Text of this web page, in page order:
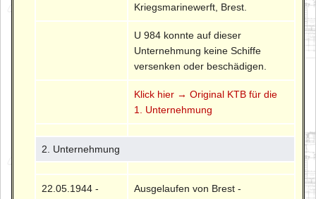
Kriegsmarinewerft, Brest.
U 984 konnte auf dieser
Unternehmung keine Schiffe
versenken oder beschädigen.
Klick hier → Original KTB für die
1. Unternehmung
2. Unternehmung
22.05.1944 -
Ausgelaufen von Brest -